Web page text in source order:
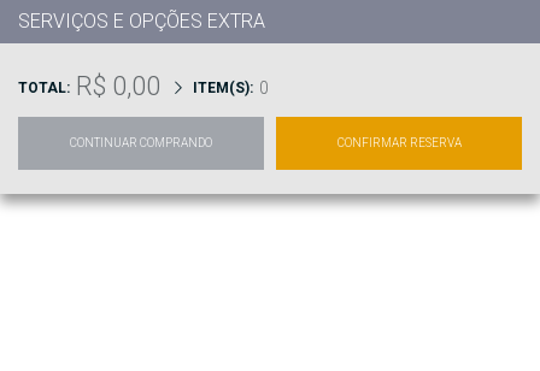
SERVIÇOS E OPÇÕES EXTRA
TOTAL: R$ 0,00 ITEM(S): 0
CONFIRMAR RESERVA
CONTINUAR COMPRANDO